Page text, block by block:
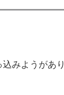
みようがあり